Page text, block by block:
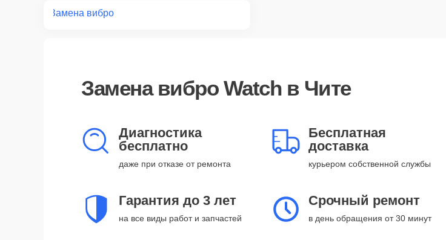
Замена вибро
Замена вибро Watch в Чите
Диагностика
бесплатно
даже при отказе от ремонта
Бесплатная
доставка
курьером собственной службы
Гарантия до 3 лет
на все виды работ и запчастей
Срочный ремонт
в день обращения от 30 минут